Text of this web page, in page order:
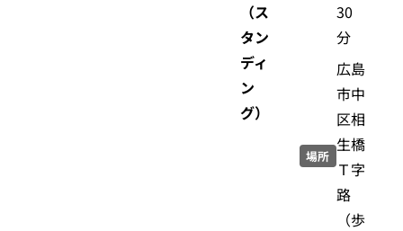
（ス
タン
ディ
ン
グ）
30
分
場所
広島
市中
区相
生橋
Ｔ字
路
（歩